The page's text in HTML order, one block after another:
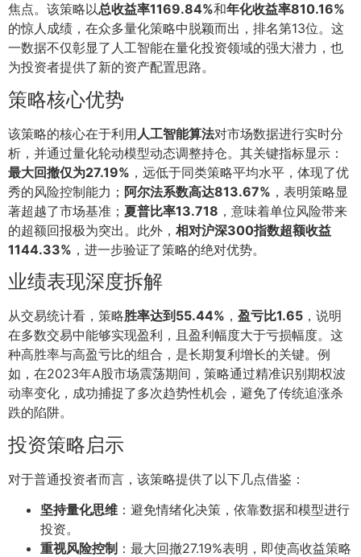
焦点。该策略以总收益率1169.84%和年化收益率810.16%
的惊人成绩，在众多量化策略中脱颖而出，排名第13位。这
一数据不仅彰显了人工智能在量化投资领域的强大潜力，也
为投资者提供了新的资产配置思路。
策略核心优势
该策略的核心在于利用 人工智能算法对市场数据进行实时分
析，并通过量化轮动模型动态调整持仓。其关键指标显示：
最大回撤仅为27.19% ，远低于同类策略平均水平，体现了优
秀的风险控制能力； 阿尔法系数高达813.67% ，表明策略显
著超越了市场基准； 夏普比率13.718 ，意味着单位风险带来
的超额回报极为突出。此外， 相对沪深300指数超额收益
1144.33% ，进一步验证了策略的绝对优势。
业绩表现深度拆解
从交易统计看，策略胜率达到55.44% ， 盈亏比1.65 ，说明
在多数交易中能够实现盈利，且盈利幅度大于亏损幅度。这
种高胜率与高盈亏比的组合，是长期复利增长的关键。例
如，在2023年A股市场震荡期间，策略通过精准识别期权波
动率变化，成功捕捉了多次趋势性机会，避免了传统追涨杀
跌的陷阱。
投资策略启示
对于普通投资者而言，该策略提供了以下几点借鉴：
坚持量化思维 ：避免情绪化决策，依靠数据和模型进行
投资。
重视风险控制 ：最大回撤27.19%表明，即使高收益策略